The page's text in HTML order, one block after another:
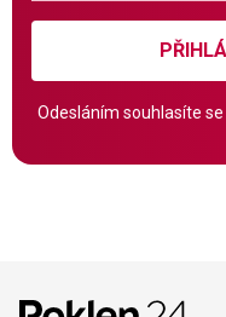
Odesláním souhlasíte se